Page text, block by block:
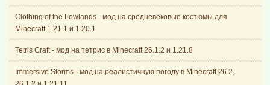
Clothing of the Lowlands - мод на средневековые костюмы для
Minecraft 1.21.1 и 1.20.1
Tetris Craft - мод на тетрис в Minecraft 26.1.2 и 1.21.8
Immersive Storms - мод на реалистичную погоду в Minecraft 26.2,